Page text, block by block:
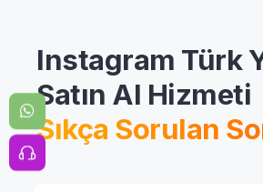
Instagram Türk
Satın Al Hizmeti
Sıkça Sorulan